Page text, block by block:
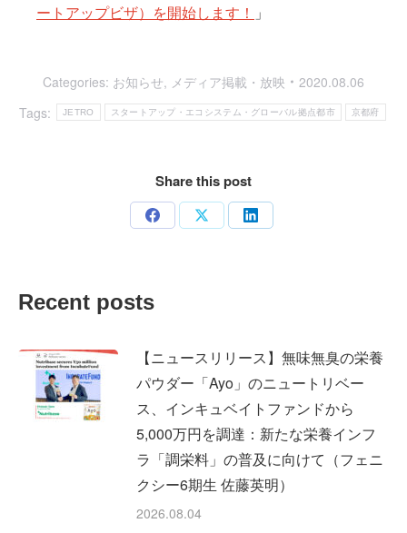
ートアップビザ）を開始します！ 」
Categories: お知らせ, メディア掲載・放映
2020.08.06
Tags:
JETRO スタートアップ・エコシステム・グローバル拠点都市 京都府
Share this post
Share Share Share
Recent posts
【ニュースリリース】無味無臭の栄養
パウダー「Ayo」のニュートリベー
ス、インキュベイトファンドから
5,000万円を調達：新たな栄養インフ
ラ「調栄料」の普及に向けて（フェニ
クシー6期生 佐藤英明）
2026.08.04